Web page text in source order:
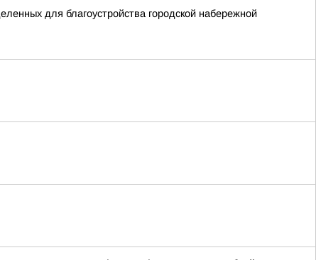
для благоустройства городской набережной